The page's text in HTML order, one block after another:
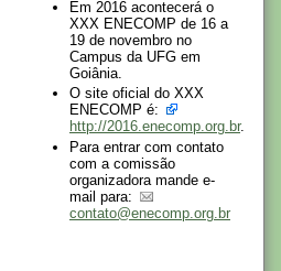
Em 2016 acontecerá o
XXX ENECOMP de 16 a
19 de novembro no
Campus da UFG em
Goiânia.
O site oficial do XXX
ENECOMP é:
http://2016.enecomp.org.br.
Para entrar com contato
com a comissão
organizadora mande e-
mail para:
contato@enecomp.org.br